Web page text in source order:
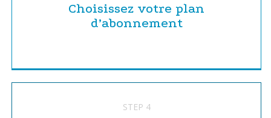
Choisissez votre plan
d’abonnement
STEP 4